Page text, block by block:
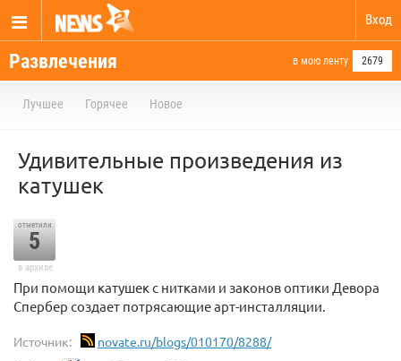
Вход
Развлечения в мою ленту 2679
Лучшее Горячее Новое
Удивительные произведения из
катушек
отметили
5
в архиве
При помощи катушек с нитками и законов оптики Девора
Спербер создает потрясающие арт-инсталляции.
Источник: novate.ru/blogs/010170/8288/